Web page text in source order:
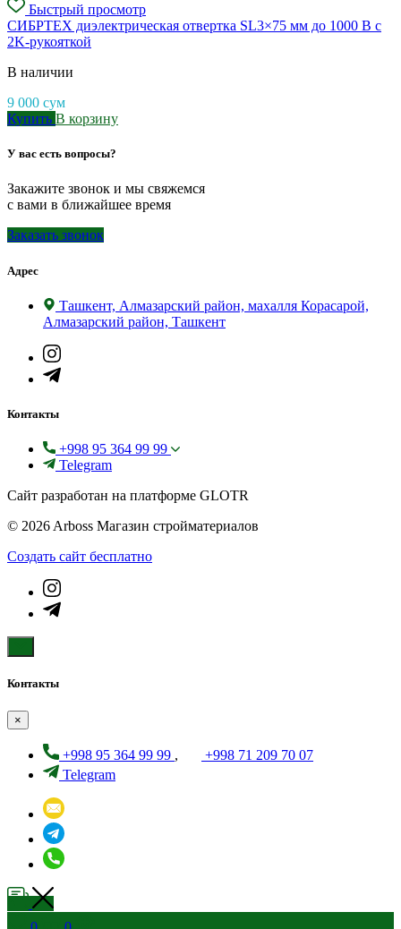
Быстрый просмотр
СИБРТЕХ диэлектрическая отвертка SL3×75 мм до 1000 В с
2K-рукояткой
В наличии
9 000 сум
Купить В корзину
У вас есть вопросы?
Закажите звонок и мы свяжемся
с вами в ближайшее время
Заказать звонок
Адрес
Ташкент, Алмазарский район, махалля Корасарой,
Алмазарский район, Ташкент
Контакты
+998 95 364 99 99
Telegram
Сайт разработан на платформе GLOTR
© 2026 Arboss Магазин стройматериалов
Создать cайт бесплатно
Контакты
×
+998 95 364 99 99 ,
+998 71 209 70 07
Telegram